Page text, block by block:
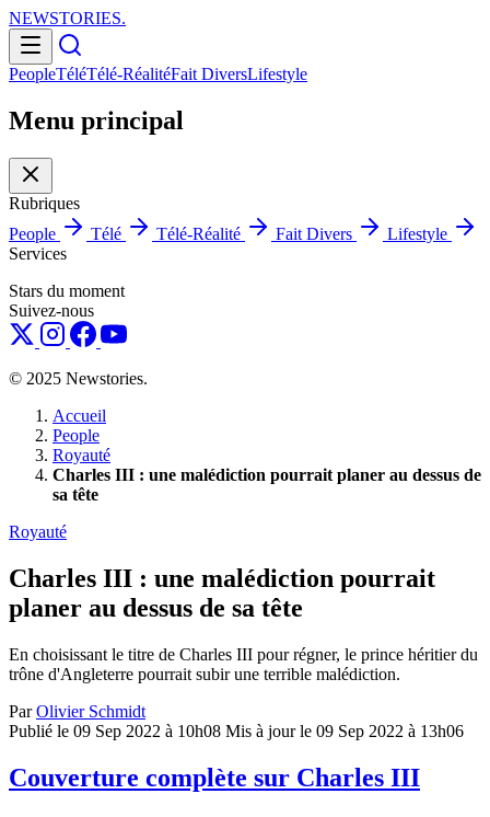
NEWSTORIES.
PeopleTéléTélé-RéalitéFait DiversLifestyle
Menu principal
Rubriques
People
Télé Télé-Réalité Fait Divers
Lifestyle
Services
Stars du moment
Suivez-nous
© 2025 Newstories.
Accueil
People
Royauté
Charles III : une malédiction pourrait planer au dessus de
sa tête
Royauté
Charles III : une malédiction pourrait
planer au dessus de sa tête
En choisissant le titre de Charles III pour régner, le prince héritier du
trône d'Angleterre pourrait subir une terrible malédiction.
ParOlivier Schmidt
Publié le 09 Sep 2022 à 10h08 Mis à jour le 09 Sep 2022 à 13h06
Couverture complète sur Charles III